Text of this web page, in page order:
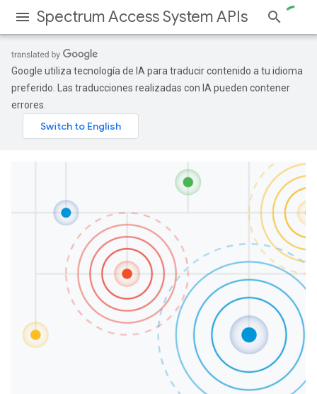
Spectrum Access System APIs
Google utiliza tecnología de IA para traducir contenido a tu idioma
preferido. Las traducciones realizadas con IA pueden contener
errores.